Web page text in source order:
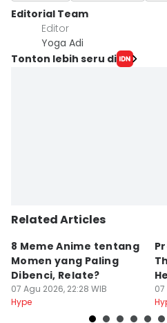
Editorial Team
Editor
Yoga Adi
Tonton lebih seru di
Related Articles
8 Meme Anime tentang
Momen yang Paling
Dibenci, Relate?
07 Agu 2026, 22:28 WIB
Hype
07